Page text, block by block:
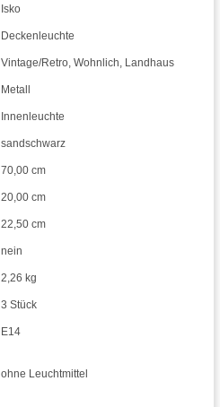
Isko
Deckenleuchte
Vintage/Retro, Wohnlich, Landhaus
Metall
Innenleuchte
sandschwarz
70,00 cm
20,00 cm
22,50 cm
nein
2,26 kg
3 Stück
E14
ohne Leuchtmittel